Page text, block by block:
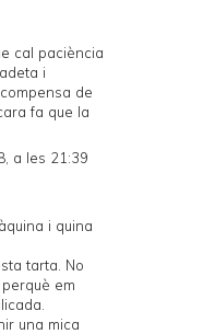
cal paciència
i
de
fa que la
a les 21:39
i quina
tarta. No
em
una mica